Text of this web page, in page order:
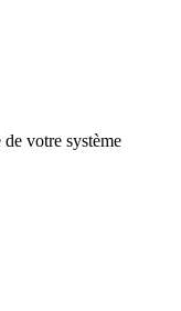
votre système